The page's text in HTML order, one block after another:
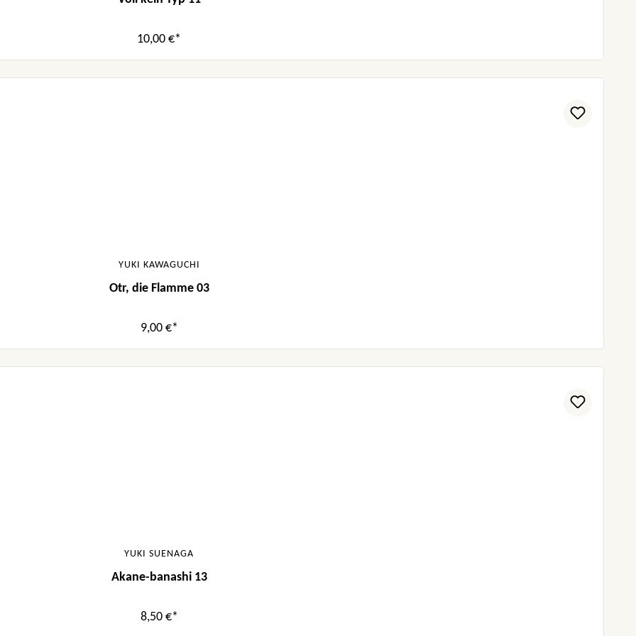
10,00 €*
YUKI KAWAGUCHI
Otr, die Flamme 03
9,00 €*
YUKI SUENAGA
Akane-banashi 13
8,50 €*